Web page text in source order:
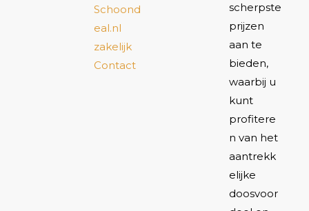
Schoond
eal.nl
zakelijk
Contact
scherpste
prijzen
aan te
bieden,
waarbij u
kunt
profitere
n van het
aantrekk
elijke
doosvoor